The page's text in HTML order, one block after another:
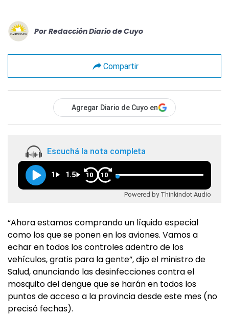
Por Redacción Diario de Cuyo
Compartir
Agregar Diario de Cuyo en
Escuchá la nota completa
1 1.5 10 10
Powered by Thinkindot Audio
“Ahora estamos comprando un líquido especial
como los que se ponen en los aviones. Vamos a
echar en todos los controles adentro de los
vehículos, gratis para la gente”, dijo el ministro de
Salud, anunciando las desinfecciones contra el
mosquito del dengue que se harán en todos los
puntos de acceso a la provincia desde este mes (no
precisó fechas).